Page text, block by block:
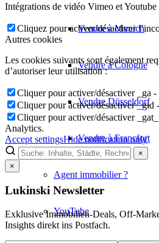
Vendre à Munich
Vendre à Cologne
Vendre Düsseldorf
Vendre à Francfort
Agent immobilier ?
YouTube
Intégrations de vidéo Vimeo et Youtube
Cliquez pour activer/désactiver
Autres cookies
Les cookies suivants sont également
d’autoriser leur utilisation :
Cliquer pour activer/désactiver _ga
Cliquer pour activer/désactiver
Cliquer pour activer/désactiver
Analytics.
Accept settingsHide notification only
×
×
Lukinski Newsletter
Exklusive Immobilien-Deals, Off-
Insights direkt ins Postfach.